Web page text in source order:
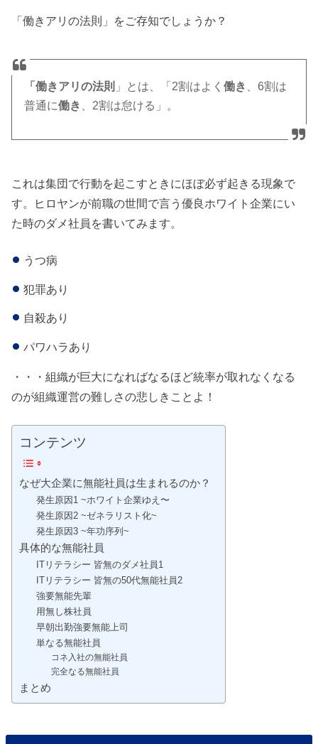
「働きアリの法則」をご存知でしょうか？
「働きアリの法則 」とは、「2割はよく働き 、6割は
普通に働き 、2割は怠ける」。
これは集団で行動を起こすときにほぼ必ず起きる現象で
す。ヒロヤンが前職の世間で言う優良ホワイト企業にい
た時のダメ社員を書いてみます。
うつ病
犯罪あり
自殺あり
パワハラあり
・・・組織が巨大になればなるほど統率が取れなくなる
のが組織運営の難しさの悲しきことよ！
コンテンツ
なぜ大企業に無能社員は生まれるのか？
発生原因1 ~ホワイト企業ゆえ〜
発生原因2 ~ゼネラリスト化~
発生原因3 ~年功序列~
具体的な無能社員
ITリテラシー 皆無のダメ社員1
ITリテラシー 皆無の50代無能社員2
強要無能先輩
用無し株社員
早朝出勤強要無能上司
単なる無能社員
コネ入社の無能社員
完全なる無能社員
まとめ